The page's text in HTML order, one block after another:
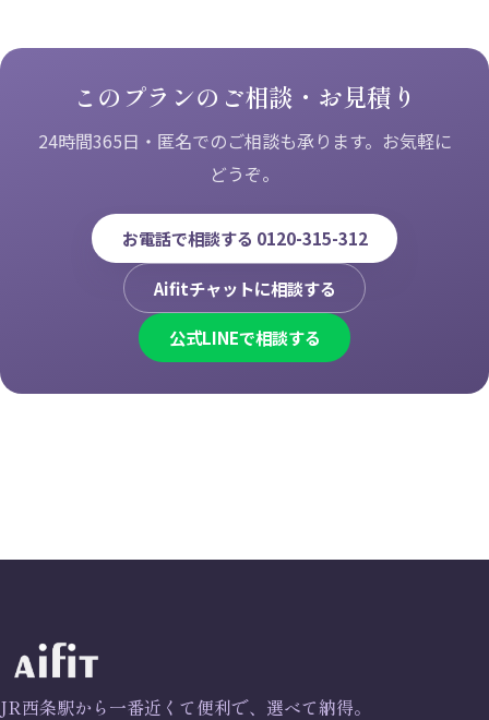
このプランのご相談・お見積り
24時間365日・匿名でのご相談も承ります。お気軽に
どうぞ。
お電話で相談する 0120-315-312
Aifitチャットに相談する
公式LINEで相談する
JR西条駅から一番近くて便利で、選べて納得。